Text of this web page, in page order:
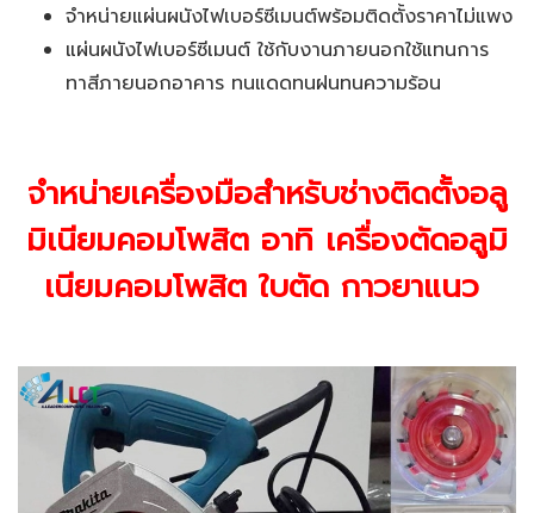
จำหน่ายแผ่นผนังไฟเบอร์ซีเมนต์พร้อมติดตั้งราคาไม่แพง
แผ่นผนังไฟเบอร์ซีเมนต์ ใช้กับงานภายนอกใช้แทนการ
ทาสีภายนอกอาคาร ทนแดดทนฝนทนความร้อน
จำหน่ายเครื่องมือสำหรับช่างติดตั้งอลู
มิเนียมคอมโพสิต อาทิ เครื่องตัดอลูมิ
เนียมคอมโพสิต ใบตัด กาวยาแนว